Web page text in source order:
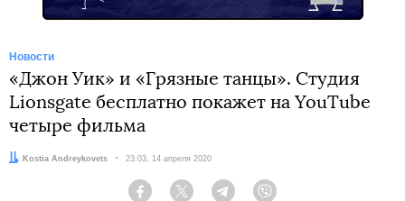
Новости
«Джон Уик» и «Грязные танцы». Студия
Lionsgate бесплатно покажет на YouTube
четыре фильма
Автор:Kostia Andreykovets Дата:
23:03, 14 апреля 2020
Facebook Twitter Telegram